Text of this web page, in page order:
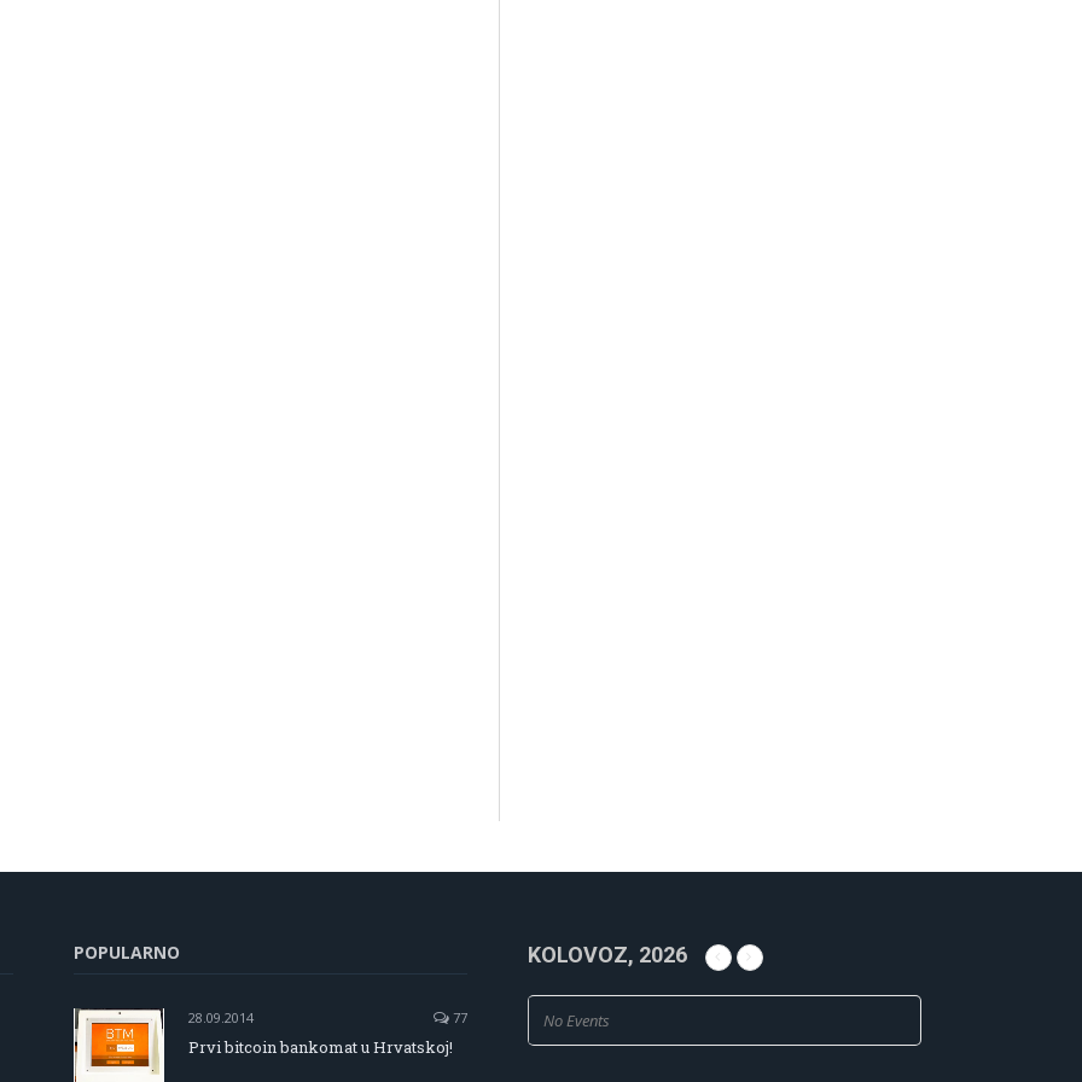
POPULARNO
28.09.2014 77
Prvi bitcoin bankomat u Hrvatskoj!
KOLOVOZ, 2026
No Events